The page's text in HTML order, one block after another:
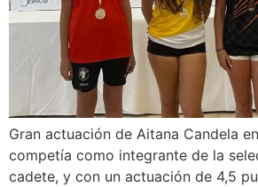
Gran actuación de Aitana Candela
competía como integrante de la
cadete, y con un actuación de 4,5